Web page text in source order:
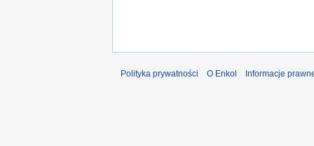
Polityka prywatności O Enkol Informacje